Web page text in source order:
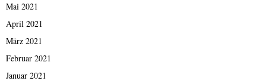
Mai 2021
April 2021
März 2021
Februar 2021
Januar 2021